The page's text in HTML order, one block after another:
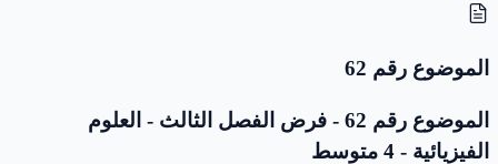
الموضوع رقم 62
الموضوع رقم 62 - فرض الفصل الثالث - العلوم
الفيزيائية - 4 متوسط